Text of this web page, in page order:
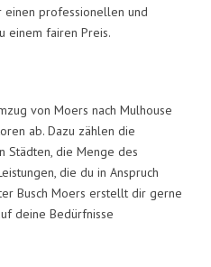
einen professionellen und
einem fairen Preis.
von Moers nach Mulhouse
ab. Dazu zählen die
Städten, die Menge des
die du in Anspruch
Busch Moers erstellt dir gerne
deine Bedürfnisse